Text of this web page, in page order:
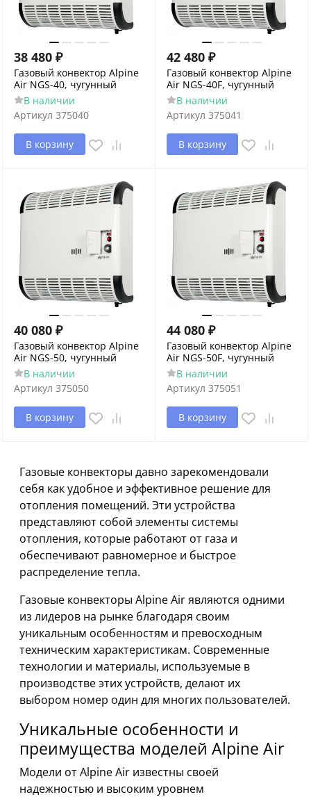
38 480 ₽
Газовый конвектор Alpine
Air NGS-40, чугунный
В наличии
Артикул 375040
В корзину
42 480 ₽
Газовый конвектор Alpine
Air NGS-40F, чугунный
В наличии
Артикул 375041
В корзину
40 080 ₽
Газовый конвектор Alpine
Air NGS-50, чугунный
В наличии
Артикул 375050
В корзину
44 080 ₽
Газовый конвектор Alpine
Air NGS-50F, чугунный
В наличии
Артикул 375051
В корзину
Газовые конвекторы давно зарекомендовали
себя как удобное и эффективное решение для
отопления помещений. Эти устройства
представляют собой элементы системы
отопления, которые работают от газа и
обеспечивают равномерное и быстрое
распределение тепла.
Газовые конвекторы Alpine Air являются одними
из лидеров на рынке благодаря своим
уникальным особенностям и превосходным
техническим характеристикам. Современные
технологии и материалы, используемые в
производстве этих устройств, делают их
выбором номер один для многих пользователей.
Уникальные особенности и
преимущества моделей Alpine Air
Модели от Alpine Air известны своей
надежностью и высоким уровнем